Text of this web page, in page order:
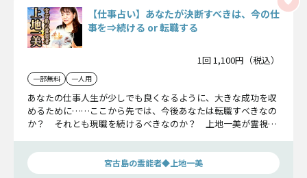
【仕事占い】あなたが決断すべきは、今の仕
事を⇒続ける or 転職する
1回 1,100円（税込）
一部無料 一人用
あなたの仕事人生が少しでも良くなるように、大きな成功を収
めるために……ここから先では、今後あなたは転職すべきなの
か？ それとも現職を続けるべきなのか？ 上地一美が霊視で
宮古島の霊能者◆上地一美